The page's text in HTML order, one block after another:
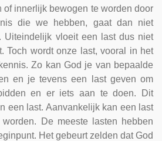
of innerlijk bewogen te worden door
die we hebben, gaat dan niet
Uiteindelijk vloeit een last dus niet
Toch wordt onze last, vooral in het
Zo kan God je van bepaalde
en je tevens een last geven om
en er iets aan te doen. Dit
een last. Aanvankelijk kan een last
De meeste lasten hebben
Het gebeurt zelden dat God